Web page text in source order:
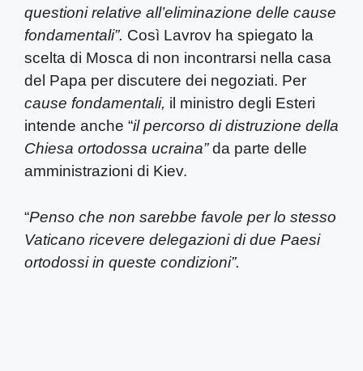
questioni relative all’eliminazione delle cause
fondamentali”. Così Lavrov ha spiegato la
scelta di Mosca di non incontrarsi nella casa
del Papa per discutere dei negoziati. Per
cause fondamentali, il ministro degli Esteri
intende anche “il percorso di distruzione della
Chiesa ortodossa ucraina”da parte delle
amministrazioni di Kiev.
“Penso che non sarebbe favole per lo stesso
Vaticano ricevere delegazioni di due Paesi
ortodossi in queste condizioni”.